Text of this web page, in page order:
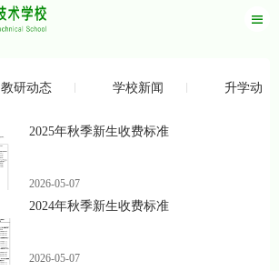
教研动态 学校新闻 升学动态
2025年秋季新生收费标准
2026-05-07
2024年秋季新生收费标准
2026-05-07